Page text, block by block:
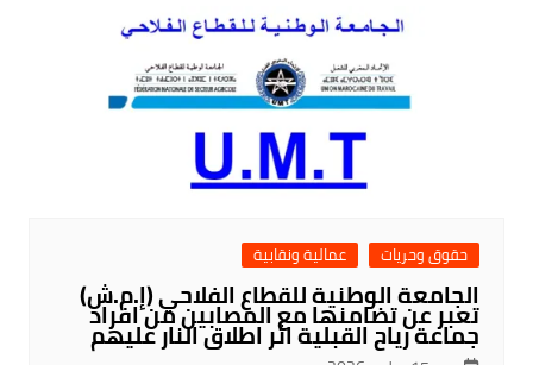
حقوق وحريات عمالية ونقابية
الجامعة الوطنية للقطاع الفلاحي (إ.م.ش)
تعبر عن تضامنها مع المصابين من افراد
جماعة رياح القبلية اثر اطلاق النار عليهم